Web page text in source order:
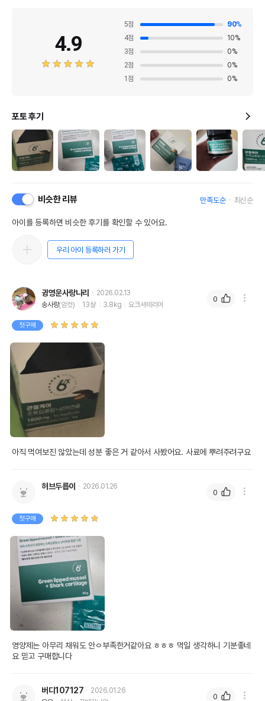
4.9
5점 90%
4점 10%
3점 0%
2점 0%
1 점 0%
포토 후기
비슷한 리뷰 만족도순 최신순
아이를 등록하면 비슷한 후기를 확인할 수 있어요.
우리 아이 등록하러 가기
귕영운사랑나리
2026.02.13
송사랑(암컷) 13살 3.8kg 요크셔테리어
첫구매
아직 먹여보진 않았는데 성분 좋은 거 같아서 사봤어요. 사료에 뿌려주려구요
0
허브두릅이 2026.01.26
첫구매
영양제는 아무리 채워도 안ㅇ부족한거같아요 ㅎㅎㅎ 먹일 생각하니 기분좋네
요 믿고 구매합니다
0
버디107127
2026.01.26
0